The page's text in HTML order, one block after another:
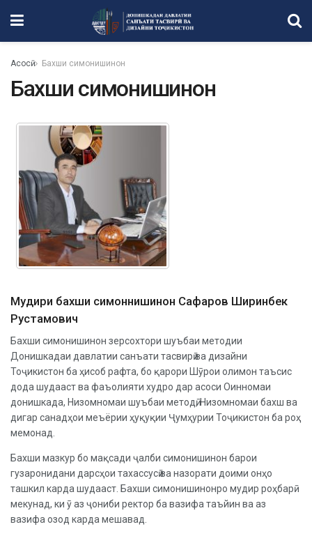
Асосӣ Бахши симонишинон
Бахши симонишинон
Мудири бахши симоннишинон Сафаров Ширинбек
Рустамович
Бахши симонишинон зерсохтори шуъбаи методии
Донишкадаи давлатии санъати тасвирӣ ва дизайни
Тоҷикистон ба ҳисоб рафта, бо қарори Шӯрои олимон таъсис
дода шудааст ва фаъолияти худро дар асоси Оинномаи
донишкада, Низомномаи шуъбаи методӣ, Низомномаи бахш ва
дигар санадҳои меъёрии ҳуқуқии Ҷумҳурии Тоҷикистон ба роҳ
мемонад.
Бахши мазкур бо мақсади ҷалби симонишинон барои
гузаронидани дарсҳои тахассусӣ ва назорати доими онҳо
ташкил карда шудааст. Бахши симонишинонро мудир роҳбарӣ
мекунад, ки ӯ аз ҷониби ректор ба вазифа таъйин ва аз
вазифа озод карда мешавад.